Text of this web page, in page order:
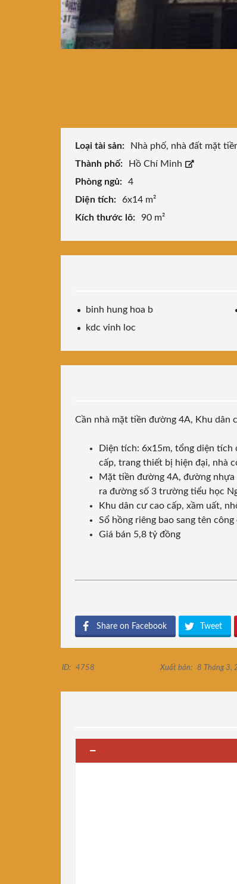
Loại tài sản: Nhà phố, nhà đất mặt
Thành phố:
Hồ Chí Minh
Phòng ngủ:
4
Diện tích:
6x14 m²
Kích thước lô:
90 m²
binh hung hoa b
kdc vinh loc
Cần nhà mặt tiền đường 4A, Khu dân
Diện tích: 6x15m, tổng diện tích
cấp, trang thiết bị hiện đại, nhà
Mặt tiền đường 4A, đường nhựa
ra đường số 3 trường tiểu học
Khu dân cư cao cấp, xầm uất,
Sổ hồng riêng bao sang tên công
Giá bán 5,8 tỷ đồng
Share on Facebook Tweet
ID: 4758 Xuất bản: 8 Tháng 3,